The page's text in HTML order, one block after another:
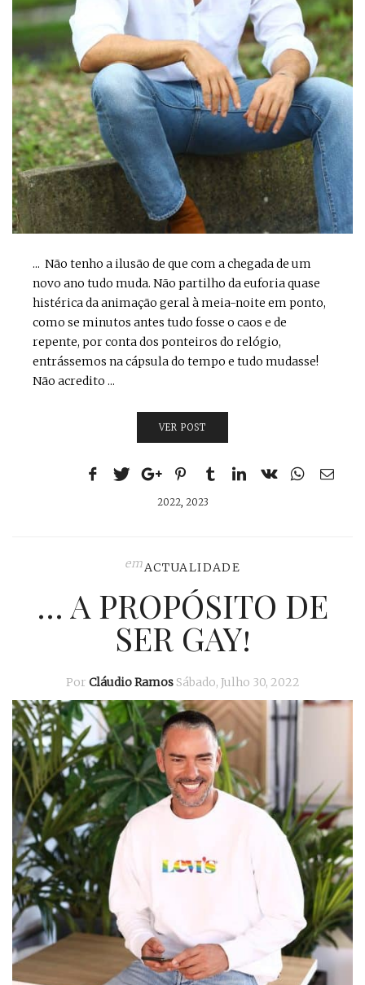
... Não tenho a ilusão de que com a chegada de um
novo ano tudo muda. Não partilho da euforia quase
histérica da animação geral à meia-noite em ponto,
como se minutos antes tudo fosse o caos e de
repente, por conta dos ponteiros do relógio,
entrássemos na cápsula do tempo e tudo mudasse!
Não acredito ...
VER POST
2022, 2023
emACTUALIDADE
… A PROPÓSITO DE
SER GAY!
Por Cláudio Ramos Sábado, Julho 30, 2022